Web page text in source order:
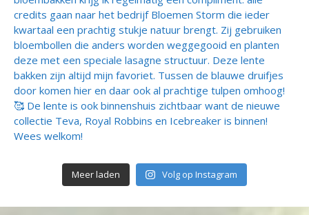
Meer laden Volg op Instagram